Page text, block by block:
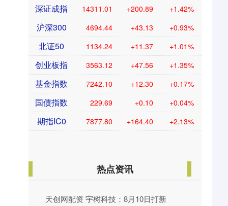
深证成指 14311.01 +200.89 +1.42%
沪深300 4694.44 +43.13 +0.93%
北证50 1134.24 +11.37 +1.01%
创业板指 3563.12 +47.56 +1.35%
基金指数 7242.10 +12.30 +0.17%
国债指数 229.69 +0.10 +0.04%
期指IC0 7877.80 +164.40 +2.13%
热点资讯
天创网配资 宇树科技：8月10日打新